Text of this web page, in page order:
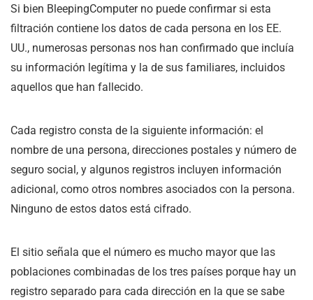
Si bien BleepingComputer no puede confirmar si esta
filtración contiene los datos de cada persona en los EE.
UU., numerosas personas nos han confirmado que incluía
su información legítima y la de sus familiares, incluidos
aquellos que han fallecido.
Cada registro consta de la siguiente información: el
nombre de una persona, direcciones postales y número de
seguro social, y algunos registros incluyen información
adicional, como otros nombres asociados con la persona.
Ninguno de estos datos está cifrado.
El sitio señala que el número es mucho mayor que las
poblaciones combinadas de los tres países porque hay un
registro separado para cada dirección en la que se sabe